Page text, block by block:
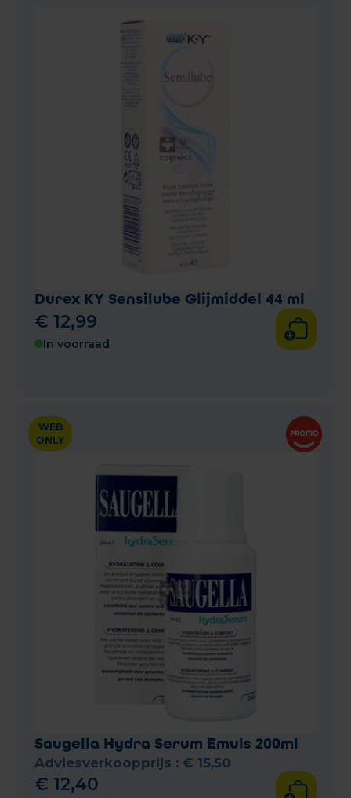
Durex KY Sensilube Glijmiddel 44 ml
€ 12,99
In voorraad
WEB
ONLY
Saugella Hydra Serum Emuls 200ml
Adviesverkoopprijs : € 15,50
€ 12,40